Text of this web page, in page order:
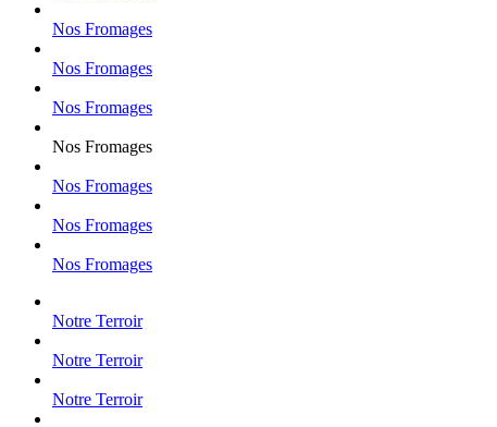
Nos Fromages
Nos Fromages
Nos Fromages
Nos Fromages
Nos Fromages
Nos Fromages
Nos Fromages
Notre Terroir
Notre Terroir
Notre Terroir